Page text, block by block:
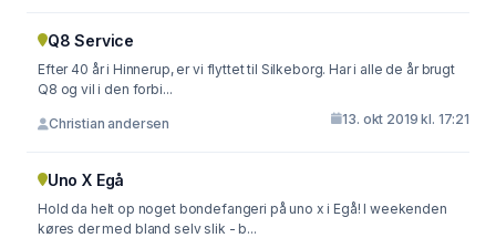
Q8 Service
Efter 40 år i Hinnerup, er vi flyttet til Silkeborg. Har i alle de år brugt
Q8 og vil i den forbi...
Christian andersen 13. okt 2019 kl. 17:21
Uno X Egå
Hold da helt op noget bondefangeri på uno x i Egå! I weekenden
køres der med bland selv slik - b...